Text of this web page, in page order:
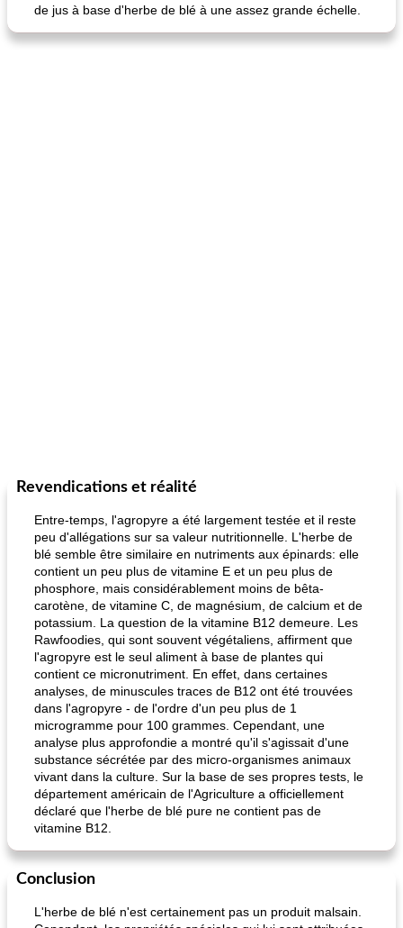
de jus à base d'herbe de blé à une assez grande échelle.
Revendications et réalité
Entre-temps, l'agropyre a été largement testée et il reste
peu d'allégations sur sa valeur nutritionnelle. L'herbe de
blé semble être similaire en nutriments aux épinards: elle
contient un peu plus de vitamine E et un peu plus de
phosphore, mais considérablement moins de bêta-
carotène, de vitamine C, de magnésium, de calcium et de
potassium. La question de la vitamine B12 demeure. Les
Rawfoodies, qui sont souvent végétaliens, affirment que
l'agropyre est le seul aliment à base de plantes qui
contient ce micronutriment. En effet, dans certaines
analyses, de minuscules traces de B12 ont été trouvées
dans l'agropyre - de l'ordre d'un peu plus de 1
microgramme pour 100 grammes. Cependant, une
analyse plus approfondie a montré qu'il s'agissait d'une
substance sécrétée par des micro-organismes animaux
vivant dans la culture. Sur la base de ses propres tests, le
département américain de l'Agriculture a officiellement
déclaré que l'herbe de blé pure ne contient pas de
vitamine B12.
Conclusion
L'herbe de blé n'est certainement pas un produit malsain.